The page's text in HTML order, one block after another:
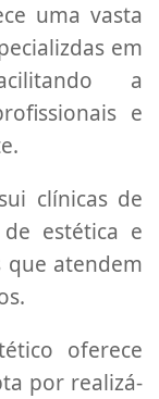
uma vasta
em
a
e
clínicas de
estética e
que atendem
oferece
por realizá-